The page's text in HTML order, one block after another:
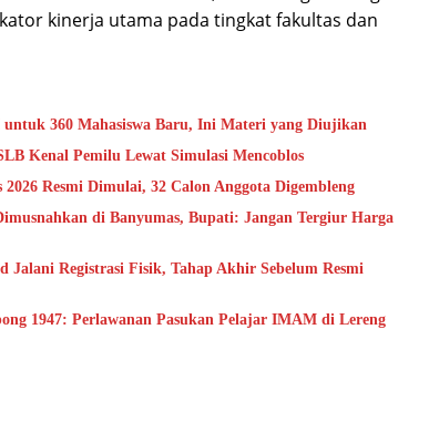
kinerja utama pada tingkat fakultas dan
360 Mahasiswa Baru, Ini Materi yang Diujikan
Kenal Pemilu Lewat Simulasi Mencoblos
Resmi Dimulai, 32 Calon Anggota Digembleng
di Banyumas, Bupati: Jangan Tergiur Harga
Jalani Registrasi Fisik, Tahap Akhir Sebelum Resmi
1947: Perlawanan Pasukan Pelajar IMAM di Lereng